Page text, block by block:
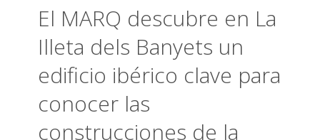
El MARQ descubre en La
Illeta dels Banyets un
edificio ibérico clave para
conocer las
construcciones de la